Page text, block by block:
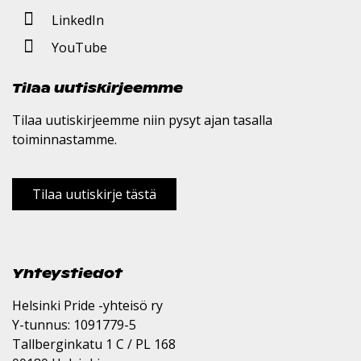
LinkedIn
YouTube
Tilaa uutiskirjeemme
Tilaa uutiskirjeemme niin pysyt ajan tasalla
toiminnastamme.
Tilaa uutiskirje tästä
Yhteystiedot
Helsinki Pride -yhteisö ry
Y-tunnus: 1091779-5
Tallberginkatu 1 C / PL 168